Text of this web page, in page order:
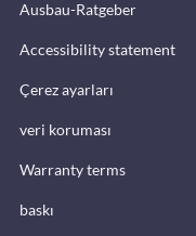
Ausbau-Ratgeber
Accessibility statement
Çerez ayarları
veri koruması
Warranty terms
baskı